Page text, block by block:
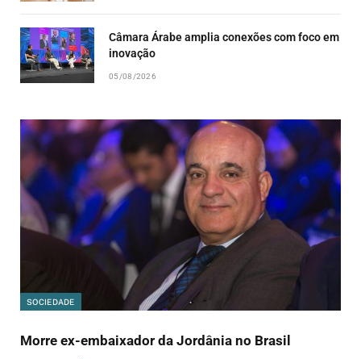
Câmara Árabe amplia conexões com foco em
inovação
05/08/2026
SOCIEDADE
Morre ex-embaixador da Jordânia no Brasil